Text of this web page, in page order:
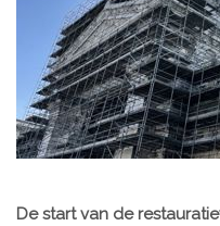
De start van de